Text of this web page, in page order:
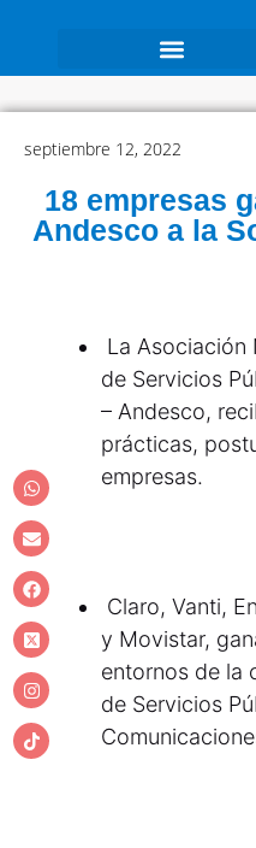
septiembre 12, 2022
18 empresas
Andesco a la
La Asociación
de Servicios
– Andesco,
prácticas,
empresas.
Claro, Vanti,
y Movistar,
entornos de la
de Servicios